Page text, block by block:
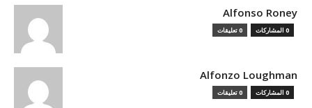
Alfonso Roney
0 المشاركات 0 تعليقات
Alfonzo Loughman
0 المشاركات 0 تعليقات